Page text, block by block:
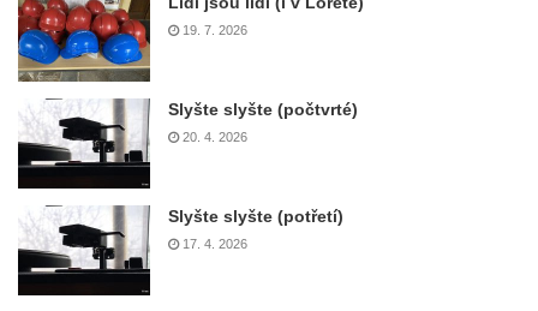
19. 7. 2026
Slyšte slyšte (počtvrté)
20. 4. 2026
Slyšte slyšte (potřetí)
17. 4. 2026